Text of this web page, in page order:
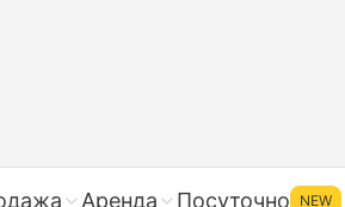
Аренда Посуточно NEW